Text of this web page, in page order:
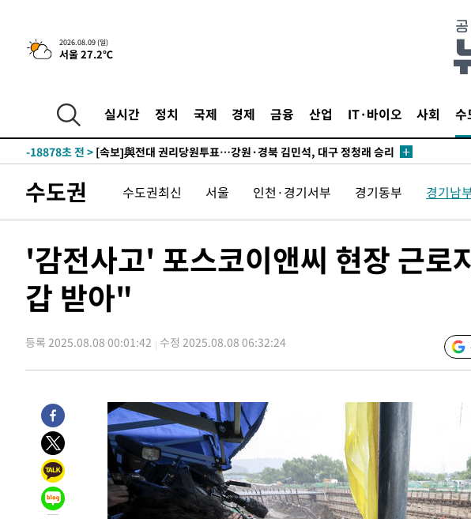
2026.08.09 (일)
서울 27.2℃
실시간 정치 국제 경제 금융 산업 IT·바이오 사회 수
-24732초 전 >이강인 ATM 입단식에 '상암벌 들썩'…"세계적인 선수 되길"
-23728초 전 > 태풍 돌핀, 중 저장성 타이저우시 해안에 상륙 (1보)
-19704초 전 >
[속보]與 강원·TK 당원투표 합산 김민석 48.54%로 승리…정청래
44.40%
-19038초 전 >
44.53%
-18878초 전 > [속보]與전대 권리당원투표…강원·경북 김민석, 대구 정청래 승리
45.71%
-18587초 전 >
[속보]與 당대표 경선, 대구 권리당원 투표 정청래 47.82%·김민석
-18384초 전 >[속보]與 당대표 경선, 강원 권리당원 투표 김민석 승리…50.30%
-8944초 전 > [속보]장은수, KLPGA 제주삼다수 역전 우승…데뷔 10년 차에 첫 정
-4309초 전 > "얼마나 더웠으면"…안동 물길공원서 헤엄친 구렁이 '소동'
-4236초 전 > 손흥민, 68분 뛰고 2경기 침묵…LAFC, 톨루카에 1-0 승리(종합)
-2260초 전 >이강인, 오늘 서울서 AT마드리드 입단식…'전례 없는 특급대우'
3시간 전 >'여긴 20도, 저긴 50도'…열화상 카메라로 본 폭염 저감시설 '온도차'
-30590초 전 >
'AT마드리드 7번' 이강인, 맨시티 상대로 비공식 데뷔전
-30092초 전 >
[속보]'AT마드리드 7번' 이강인, 맨시티 상대로 비공식 데뷔전
-28156초 전 >
네타냐후, 트럼프의 가자 평화 2차 15개조 평화안 '거부'
-24752초 전 >
이강인 ATM 입단식에 '상암벌 들썩'…"세계적인 선수 되길"
-23748초 전 >
태풍 돌핀, 중 저장성 타이저우시 해안에 상륙 (1보)
수도권 수도권최신 서울 인천·경기서부 경기동부 경기남
'감전사고' 포스코이앤씨 현장 근로
갑 받아"
등록 2025.08.08 00:01:42 수정 2025.08.08 06:32:24